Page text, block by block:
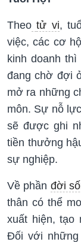
Theo tử vi,
việc, các cơ
kinh doanh
đang chờ đợi
mở ra những
môn. Sự nỗ
sẽ được ghi
tiền thưởng
sự nghiệp.
Về phần đời
thân có thể
xuất hiện, tạo
Đối với